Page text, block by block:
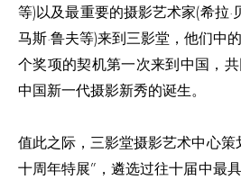
等)以及最重要的摄影艺术家(希拉·
马斯·鲁夫等)来到三影堂，他们中
个奖项的契机第一次来到中国，
中国新一代摄影新秀的诞生。
值此之际，三影堂摄影艺术中心策
十周年特展”，遴选过往十届中最